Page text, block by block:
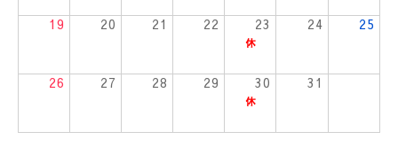
19 20 21 22 23 24 25
26 27 28 29 30 31